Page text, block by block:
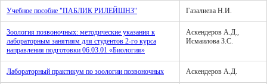
Учебное пособие "ПАБЛИК РИЛЕЙШНЗ" Газалиева Н.И.
Зоология позвоночных: методические указания к
лабораторным занятиям для студентов 2-го курса
направления подготовки 06.03.01 «Биология»
Аскендеров А.Д.,
Исмаилова З.С.
Лабораторный практикум по зоологии позвоночных Аскендеров А.Д.